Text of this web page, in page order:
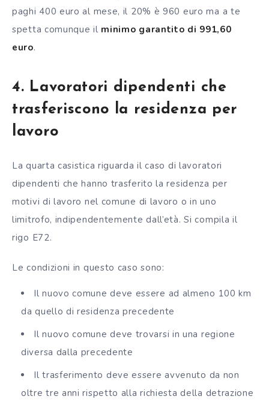
paghi 400 euro al mese, il 20% è 960 euro ma a te
spetta comunque il minimo garantito di 991,60
euro.
4. Lavoratori dipendenti che
trasferiscono la residenza per
lavoro
La quarta casistica riguarda il caso di lavoratori
dipendenti che hanno trasferito la residenza per
motivi di lavoro nel comune di lavoro o in uno
limitrofo, indipendentemente dall’età. Si compila il
rigo E72.
Le condizioni in questo caso sono:
Il nuovo comune deve essere ad almeno 100 km
da quello di residenza precedente
Il nuovo comune deve trovarsi in una regione
diversa dalla precedente
Il trasferimento deve essere avvenuto da non
oltre tre anni rispetto alla richiesta della detrazione